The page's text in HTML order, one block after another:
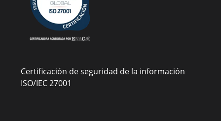
Certificación de seguridad de la información
ISO/IEC 27001